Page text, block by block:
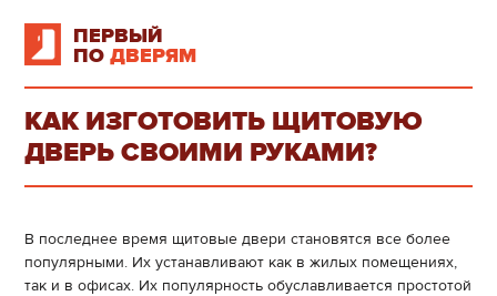
ПЕРВЫЙ
ПО ДВЕРЯМ
КАК ИЗГОТОВИТЬ ЩИТОВУЮ
ДВЕРЬ СВОИМИ РУКАМИ?
В последнее время щитовые двери становятся все более
популярными. Их устанавливают как в жилых помещениях,
так и в офисах. Их популярность обуславливается простотой